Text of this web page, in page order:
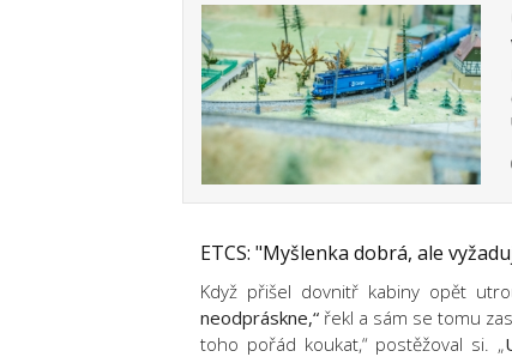
ETCS: "Myšlenka dobrá, ale
Když přišel dovnitř kabiny opět
neodpráskne,“ řekl a sám se tomu
toho pořád koukat,“ postěžoval si. „